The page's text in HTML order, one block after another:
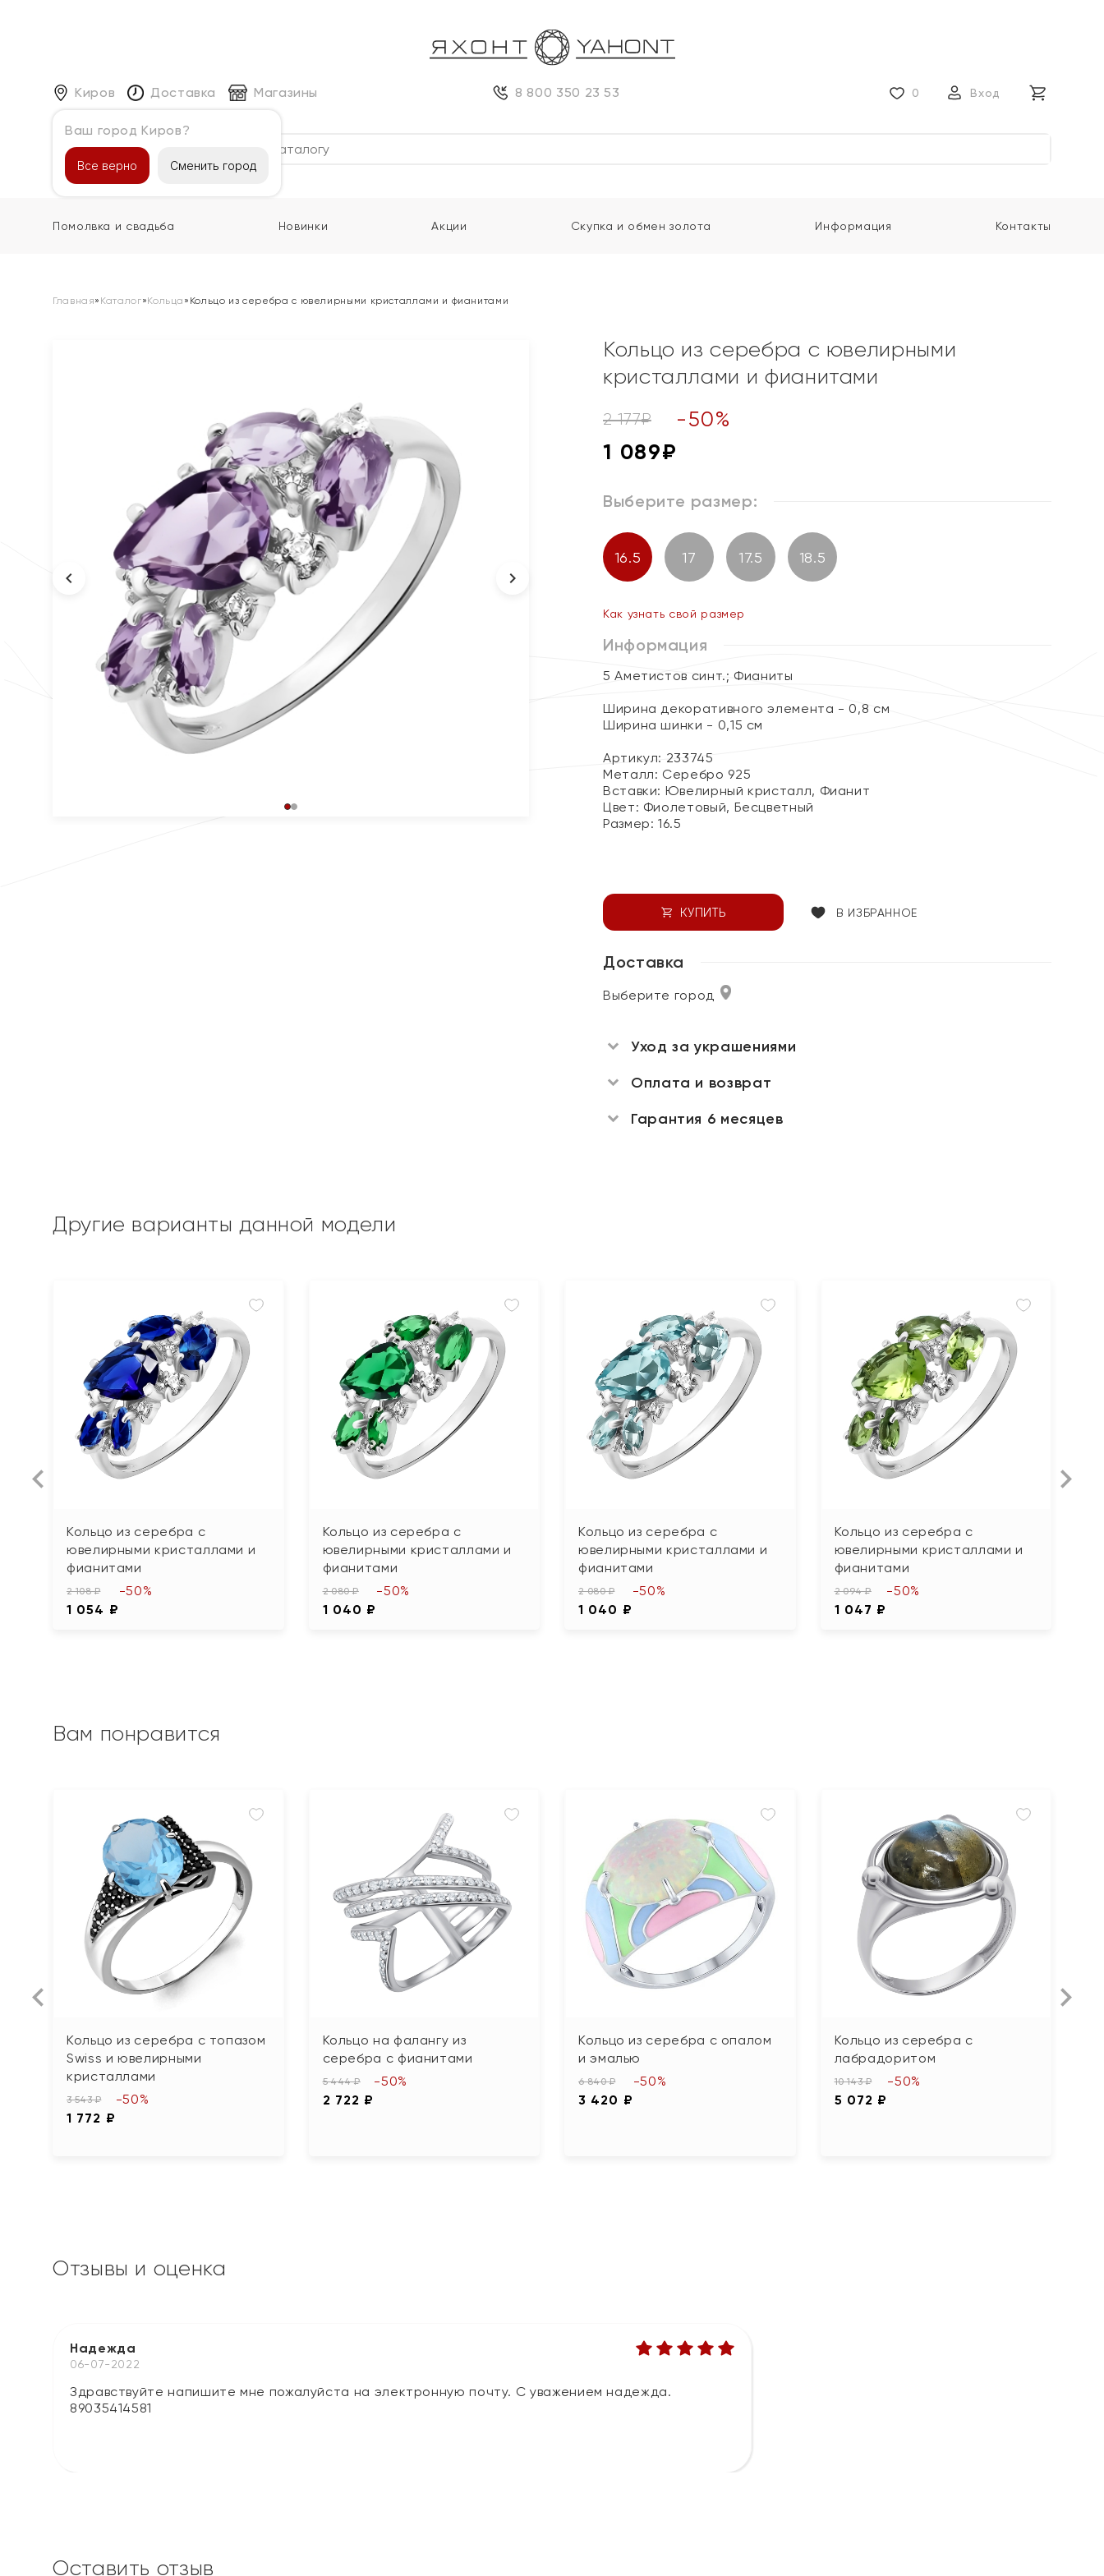
Киров
Ваш город Киров?
Все верно Сменить город
Доставка Магазины 8 800 350 23 53 0 Вход
Каталог
Помолвка и свадьба Новинки Акции Скупка и обмен золота Информация Контакты
Главная» Каталог»Кольца » Кольцо из серебра с ювелирными кристаллами и фианитами
Кольцо из серебра с ювелирными
кристаллами и фианитами
2 177₽ -50%
1 089₽
Выберите размер:
16.5 17 17.5 18.5
Как узнать свой размер
Информация
5 Аметистов синт.; Фианиты
Ширина декоративного элемента - 0,8 см
Ширина шинки - 0,15 см
Артикул: 233745
Металл: Серебро 925
Вставки: Ювелирный кристалл, Фианит
Цвет: Фиолетовый, Бесцветный
Размер:16.5
КУПИТЬ В ИЗБРАННОЕ
Доставка
Выберите город
Уход за украшениями
Оплата и возврат
Гарантия 6 месяцев
Другие варианты данной модели
Кольцо из серебра с
ювелирными кристаллами и
фианитами
2 108 ₽
1 054 ₽
-50%
Кольцо из серебра с
ювелирными кристаллами и
фианитами
2 080 ₽
1 040 ₽
-50%
Кольцо из серебра с
ювелирными кристаллами и
фианитами
2 080 ₽
1 040 ₽
-50%
Кольцо из серебра с
ювелирными кристаллами и
фианитами
2 094 ₽
1 047 ₽
-50%
Вам понравится
Кольцо из серебра с топазом
Swiss и ювелирными
кристаллами
3 543 ₽
1 772 ₽
-50%
Кольцо на фалангу из
серебра с фианитами
5 444 ₽
2 722 ₽
-50%
Кольцо из серебра с опалом
и эмалью
6 840 ₽
3 420 ₽
-50%
Кольцо из серебра с
лабрадоритом
10 143 ₽
5 072 ₽
-50%
Отзывы и оценка
Надежда
06-07-2022
Здравствуйте напишите мне пожалуйста на электронную почту. С уважением надежда.
89035414581
Оставить отзыв